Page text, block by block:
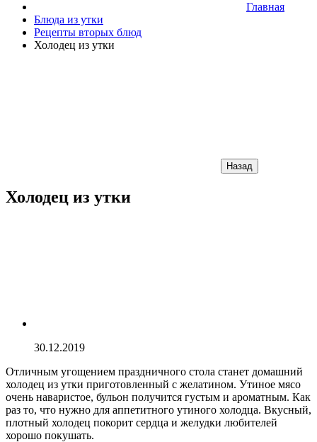
Главная
Блюда из утки
Рецепты вторых блюд
Холодец из утки
Назад
Холодец из утки
30.12.2019
Отличным угощением праздничного стола станет домашний
холодец из утки приготовленный с желатином. Утиное мясо
очень наваристое, бульон получится густым и ароматным. Как
раз то, что нужно для аппетитного утиного холодца. Вкусный,
плотный холодец покорит сердца и желудки любителей
хорошо покушать.